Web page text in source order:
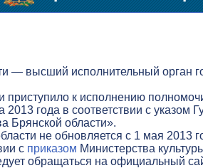
— высший исполнительный орган
приступило к исполнению
2013 года в соответствии с указом
Брянской области».
не обновляется с 1 мая
с приказом Министерства
обращаться на официальный